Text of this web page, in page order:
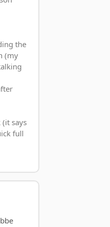
the
(my
says
full